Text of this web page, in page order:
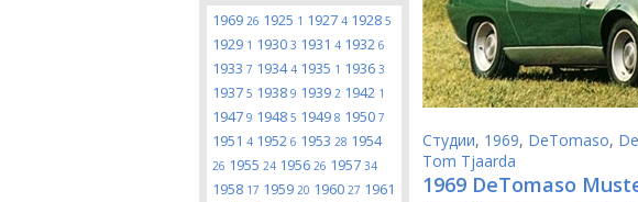
1969 26 1925 1 1927 4 1928 5
1929 1 1930 3 1931 4 1932 6
1933 7 19344 1935 1 1936 3
1937 5 1938 9 1939 2 1942 1
1947 9 1948 5 1949 8 1950 7
1951 4 1952 6 1953 28 1954
26 1955 24 1956 26 1957 34
1958 17 1959 20 1960 27 1961
Студии, 1969, DeTomaso,
Tom Tjaarda
1969 DeTomaso